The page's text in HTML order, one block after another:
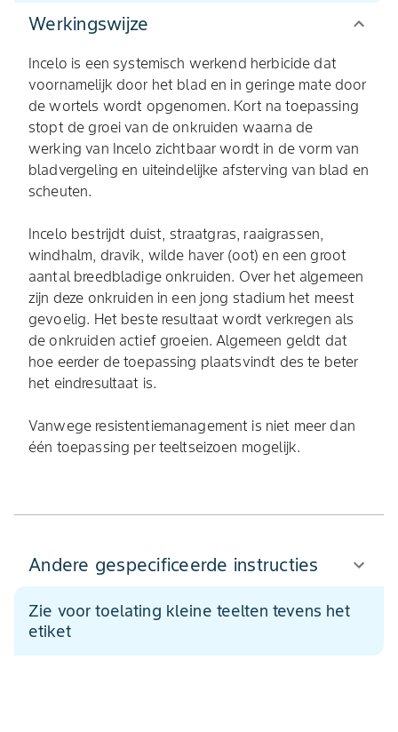
Werkingswijze
Incelo is een systemisch werkend herbicide dat
voornamelijk door het blad en in geringe mate door
de wortels wordt opgenomen. Kort na toepassing
stopt de groei van de onkruiden waarna de
werking van Incelo zichtbaar wordt in de vorm van
bladvergeling en uiteindelijke afsterving van blad en
scheuten.
Incelo bestrijdt duist, straatgras, raaigrassen,
windhalm, dravik, wilde haver (oot) en een groot
aantal breedbladige onkruiden. Over het algemeen
zijn deze onkruiden in een jong stadium het meest
gevoelig. Het beste resultaat wordt verkregen als
de onkruiden actief groeien. Algemeen geldt dat
hoe eerder de toepassing plaatsvindt des te beter
het eindresultaat is.
Vanwege resistentiemanagement is niet meer dan
één toepassing per teeltseizoen mogelijk.
Andere gespecificeerde instructies
Zie voor toelating kleine teelten tevens het
etiket